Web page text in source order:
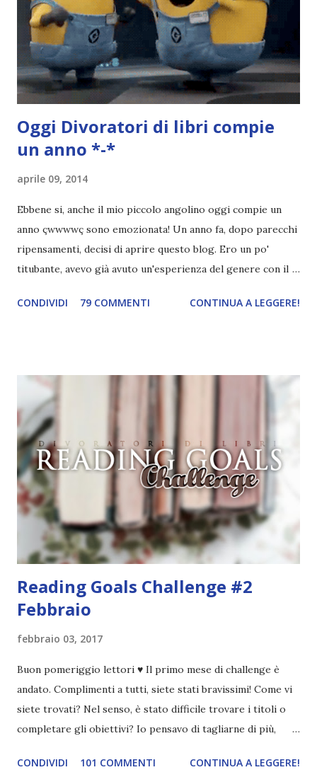
mio ragazzo ed è come quei film dell'orrore che guardi
coprendoti gli occhi. È bellissimo, forte, e assolutamente
terrificante. Non mi vede neppure. Ma io l'ho notato. L'ho
visto, l'ho sentito. Le cose che ha fatto, i misfatti ch...
Oggi Divoratori di libri compie
un anno *-*
aprile 09, 2014
Ebbene si, anche il mio piccolo angolino oggi compie un
anno çwwwwç sono emozionata! Un anno fa, dopo parecchi
ripensamenti, decisi di aprire questo blog. Ero un po'
titubante, avevo già avuto un'esperienza del genere con il
nuovo significava avere pazienza, pazienza e ancora
mezza. Anche la paura che non mi cagasse nessuno c'è
sempre stata, eh. Eppure alla fine mi decisi. Dovevo
pensare ad un nome originale e che ovviamente non fosse
già stato usato. Le prime parole che mi vennero in mente
furono " Divoratori di libri ". Controllai se fosse già stato
utilizzato e, quando vidi che non esistevano blog con lo
stesso nome, lo creai. Non ho mai avuto altri ripensamenti,
questo mi piacque sin da subito e ancora oggi sono fiera di
questa...
CONDIVIDI 79 COMMENTI CONTINUA A LEGGERE!
Reading Goals Challenge #2
Febbraio
febbraio 03, 2017
Buon pomeriggio lettori ♥ Il primo mese di challenge è
andato. Complimenti a tutti, siete stati bravissimi! Come vi
siete trovati? Nel senso, è stato difficile trovare i titoli o
completare gli obiettivi? Io pensavo di tagliarne di più,
Ad ogni modo ne ho spuntati cinque, più di quanti pensassi,
CONDIVIDI 101 COMMENTI CONTINUA A LEGGERE!